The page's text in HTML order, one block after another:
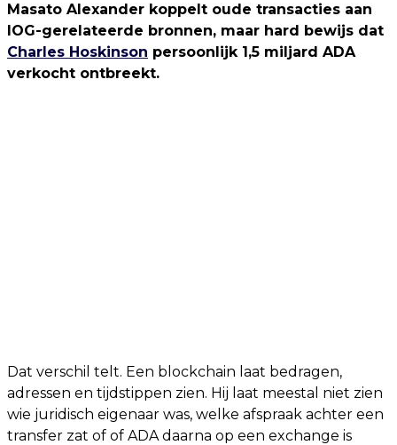
Masato Alexander koppelt oude transacties aan
IOG-gerelateerde bronnen, maar hard bewijs dat
Charles Hoskinson persoonlijk 1,5 miljard ADA
verkocht ontbreekt.
Dat verschil telt. Een blockchain laat bedragen,
adressen en tijdstippen zien. Hij laat meestal niet zien
wie juridisch eigenaar was, welke afspraak achter een
transfer zat of of ADA daarna op een exchange is